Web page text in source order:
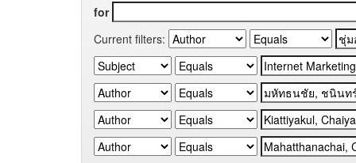
for
Current filters: